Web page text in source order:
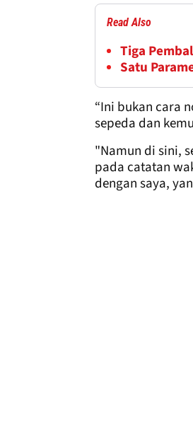
Read Also
Tiga
Satu
“Ini bukan cara
sepeda dan
"Namun di sini,
pada catatan
dengan saya,